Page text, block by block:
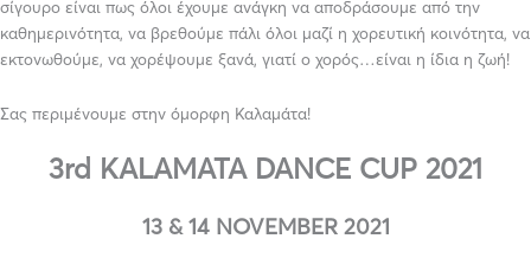
σίγουρο είναι πως όλοι έχουμε ανάγκη να αποδράσουμε από την
καθημερινότητα, να βρεθούμε πάλι όλοι μαζί η χορευτική κοινότητα, να
εκτονωθούμε, να χορέψουμε ξανά, γιατί ο χορός…είναι η ίδια η ζωή!
Σας περιμένουμε στην όμορφη Καλαμάτα!
3rd KALAMATA DANCE CUP 2021
13 & 14 NOVEMBER 2021